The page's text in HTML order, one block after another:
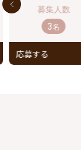
3名
応募する